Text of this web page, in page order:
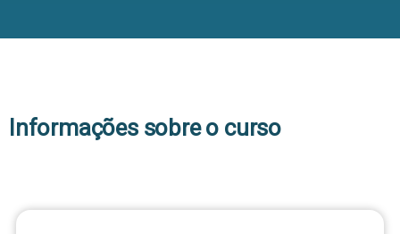
Informações sobre o curso